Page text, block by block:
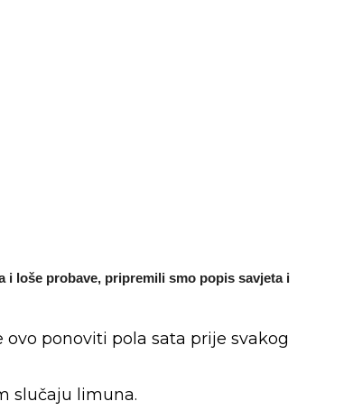
i loše probave, pripremili smo popis savjeta i
ponoviti pola sata prije svakog
slučaju limuna.